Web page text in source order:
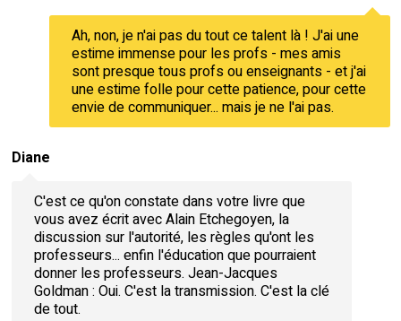
Ah, non, je n'ai pas du tout ce talent là ! J'ai une
estime immense pour les profs - mes amis
sont presque tous profs ou enseignants - et j'ai
une estime folle pour cette patience, pour cette
envie de communiquer... mais je ne l'ai pas.
Diane
C'est ce qu'on constate dans votre livre que
vous avez écrit avec Alain Etchegoyen, la
discussion sur l'autorité, les règles qu'ont les
professeurs... enfin l'éducation que pourraient
donner les professeurs. Jean-Jacques
Goldman : Oui. C'est la transmission. C'est la clé
de tout.